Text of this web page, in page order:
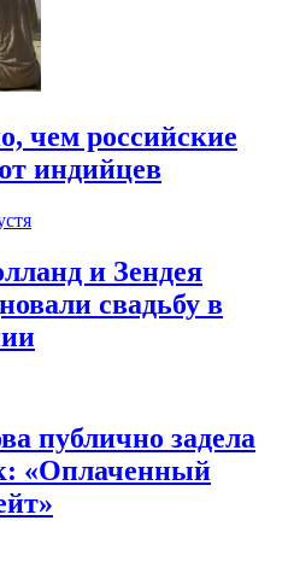
чем российские
индийцев
и Зендея
свадьбу в
публично задела
«Оплаченный